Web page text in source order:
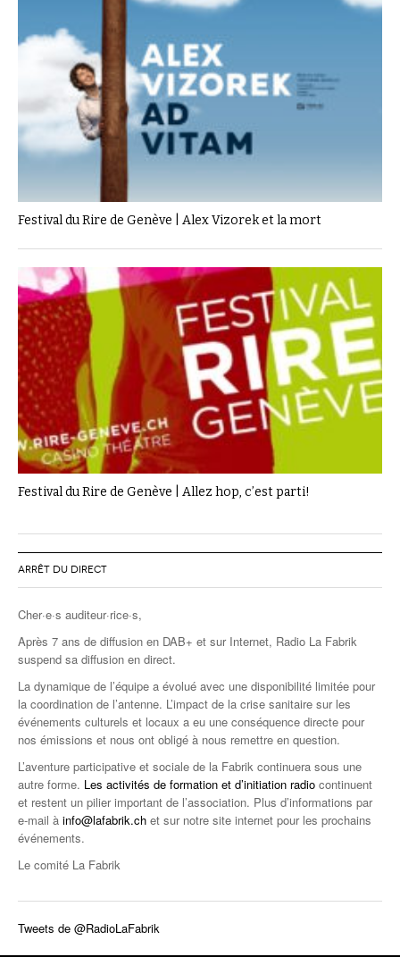
Festival du Rire de Genève | Alex Vizorek et la mort
Festival du Rire de Genève | Allez hop, c’est parti!
ARRÊT DU DIRECT
Cher·e·s auditeur·rice·s,
Après 7 ans de diffusion en DAB+ et sur Internet, Radio La Fabrik
suspend sa diffusion en direct.
La dynamique de l’équipe a évolué avec une disponibilité limitée pour
la coordination de l’antenne. L’impact de la crise sanitaire sur les
événements culturels et locaux a eu une conséquence directe pour
nos émissions et nous ont obligé à nous remettre en question.
L’aventure participative et sociale de la Fabrik continuera sous une
autre forme. Les activités de formation et d’initiation radio continuent
et restent un pilier important de l’association. Plus d’informations par
e-mail à info@lafabrik.ch et sur notre site internet pour les prochains
événements.
Le comité La Fabrik
Tweets de @RadioLaFabrik